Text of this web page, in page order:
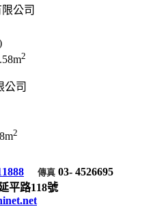
公司
2
公司
2
傳真 03- 4526695
平路118號